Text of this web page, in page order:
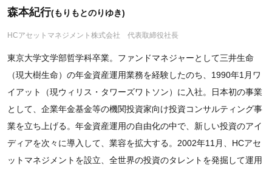
森本紀行(もりもとのりゆき)
HCアセットマネジメント株式会社 代表取締役社長
東京大学文学部哲学科卒業。ファンドマネジャーとして三井生命
（現大樹生命）の年金資産運用業務を経験したのち、1990年1月ワ
イアット（現ウィリス・タワーズワトソン）に入社。日本初の事業
として、企業年金基金等の機関投資家向け投資コンサルティング事
業を立ち上げる。年金資産運用の自由化の中で、新しい投資のアイ
ディアを次々に導入して、業容を拡大する。2002年11月、HCアセ
ットマネジメントを設立、全世界の投資のタレントを発掘して運用